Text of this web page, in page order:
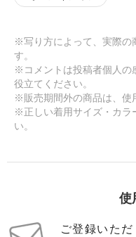
※写り方によって、実際の
す。
※コメントは投稿者個人の
役立てください。
※販売期間外の商品は、使
※正しい着用サイズ・カラ
い。
使
ご登録いた